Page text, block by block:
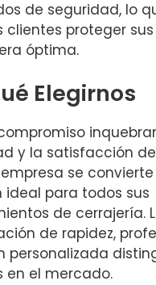
de seguridad, lo
clientes proteger
óptima.
Elegirnos
y la satisfacción
se
ideal para todos sus
de cerrajería.
de rapidez,
personalizada
en el mercado.